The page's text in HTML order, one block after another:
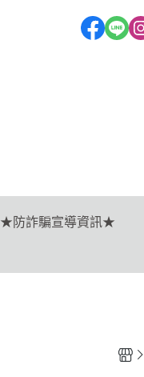
★防詐騙宣導資訊★